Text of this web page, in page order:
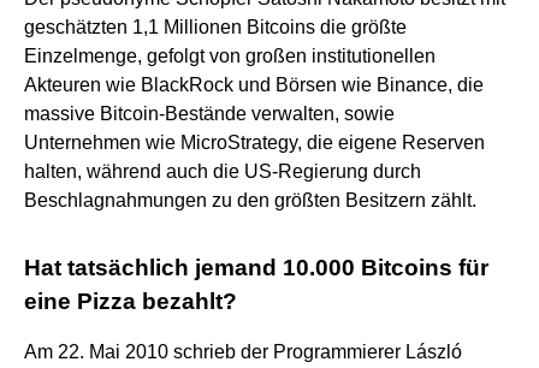
geschätzten 1,1 Millionen Bitcoins die größte
Einzelmenge, gefolgt von großen institutionellen
Akteuren wie BlackRock und Börsen wie Binance, die
massive Bitcoin-Bestände verwalten, sowie
Unternehmen wie MicroStrategy, die eigene Reserven
halten, während auch die US-Regierung durch
Beschlagnahmungen zu den größten Besitzern zählt.
Hat tatsächlich jemand 10.000 Bitcoins für
eine Pizza bezahlt?
Am 22. Mai 2010 schrieb der Programmierer László